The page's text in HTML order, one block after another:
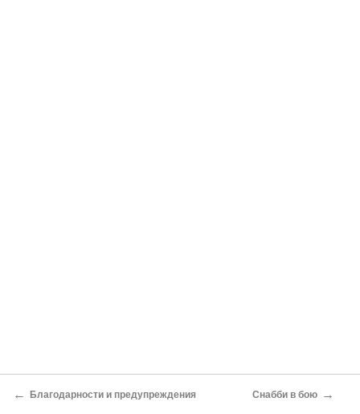
← Благодарности и предупреждения Снабби в бою →